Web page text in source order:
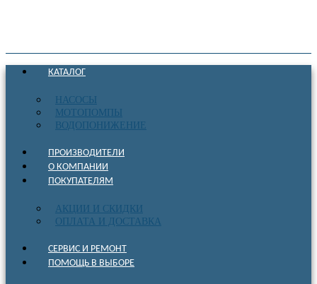
КАТАЛОГ
НАСОСЫ
МОТОПОМПЫ
ВОДОПОНИЖЕНИЕ
ПРОИЗВОДИТЕЛИ
О КОМПАНИИ
ПОКУПАТЕЛЯМ
АКЦИИ И СКИДКИ
ОПЛАТА И ДОСТАВКА
СЕРВИС И РЕМОНТ
ПОМОЩЬ В ВЫБОРЕ